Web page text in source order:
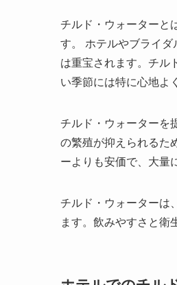
チルド・ウォーターと
す。
ホテルやブライ
は重宝されます。チル
い季節には特に心地よ
チルド・ウォーターを
の繁殖が抑えられるた
ーよりも安価で、大量
チルド・ウォーターは
ます。 飲みやすさと衛